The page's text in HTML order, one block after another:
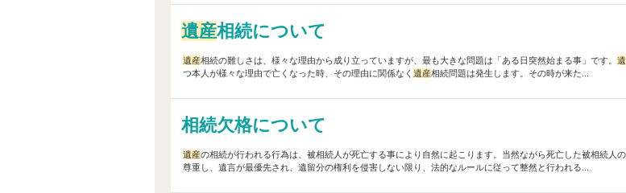
遺産相続について
遺産相続の難しさは、様々な理由から成り立っていますが、最も大きな問題は「ある日突然始まる事」です。
つ本人が様々な理由で亡くなった時、その理由に関係なく 遺産相続問題は発生します。その時が来た...
相続欠格について
遺産の相続が行われる行為は、被相続人が死亡する事により自然に起こります。当然ながら死亡した被相続人
尊重し、遺言が最優先され、遺留分の権利を侵害しない限り、法的なルールに従って整然と行われる...